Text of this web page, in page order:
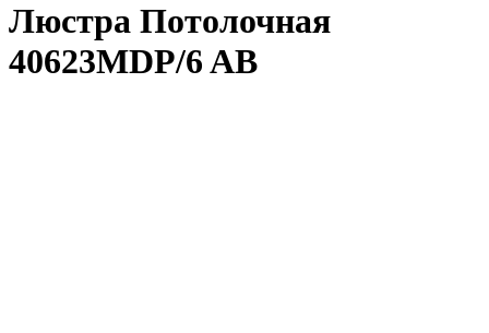
Люстра Потолочная
40623MDP/6 AB